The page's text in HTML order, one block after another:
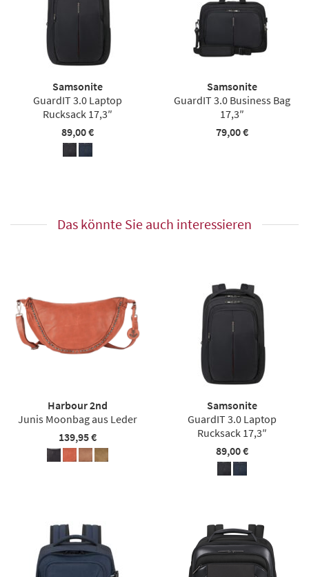
Samsonite
GuardIT 3.0 Laptop
Rucksack 17,3″
89,00 €
Samsonite
GuardIT 3.0 Business Bag
17,3″
79,00 €
Das könnte Sie auch interessieren
Harbour 2nd
Junis Moonbag aus Leder
139,95 €
Samsonite
GuardIT 3.0 Laptop
Rucksack 17,3″
89,00 €